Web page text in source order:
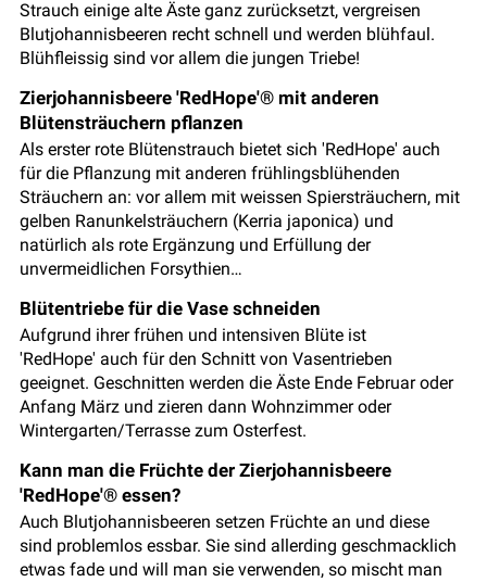
Strauch einige alte Äste ganz zurücksetzt, vergreisen
Blutjohannisbeeren recht schnell und werden blühfaul.
Blühfleissig sind vor allem die jungen Triebe!
Zierjohannisbeere 'RedHope'® mit anderen
Blütensträuchern pflanzen
Als erster rote Blütenstrauch bietet sich 'RedHope' auch
für die Pflanzung mit anderen frühlingsblühenden
Sträuchern an: vor allem mit weissen Spiersträuchern, mit
gelben Ranunkelsträuchern (Kerria japonica) und
natürlich als rote Ergänzung und Erfüllung der
unvermeidlichen Forsythien…
Blütentriebe für die Vase schneiden
Aufgrund ihrer frühen und intensiven Blüte ist
'RedHope' auch für den Schnitt von Vasentrieben
geeignet. Geschnitten werden die Äste Ende Februar oder
Anfang März und zieren dann Wohnzimmer oder
Wintergarten/Terrasse zum Osterfest.
Kann man die Früchte der Zierjohannisbeere
'RedHope'® essen?
Auch Blutjohannisbeeren setzen Früchte an und diese
sind problemlos essbar. Sie sind allerding geschmacklich
etwas fade und will man sie verwenden, so mischt man